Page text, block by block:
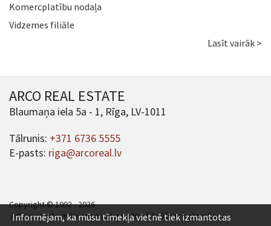
Komercplatību nodaļa
Vidzemes filiāle
Lasīt vairāk >
ARCO REAL ESTATE
Blaumaņa iela 5a - 1, Rīga, LV-1011
Tālrunis: +371 6736 5555
E-pasts: riga@arcoreal.lv
Copyright © 1992 - 2026
Jebkuras informācijas un satura pārpublicēšana ir jāsaskaņo.
Informējam, ka mūsu tīmekļa vietnē tiek izmantotas